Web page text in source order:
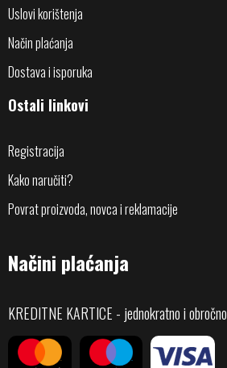
Uslovi korištenja
Način plaćanja
Dostava i isporuka
Ostali linkovi
Registracija
Kako naručiti?
Povrat proizvoda, novca i reklamacije
Načini plaćanja
KREDITNE KARTICE - jednokratno i obročno